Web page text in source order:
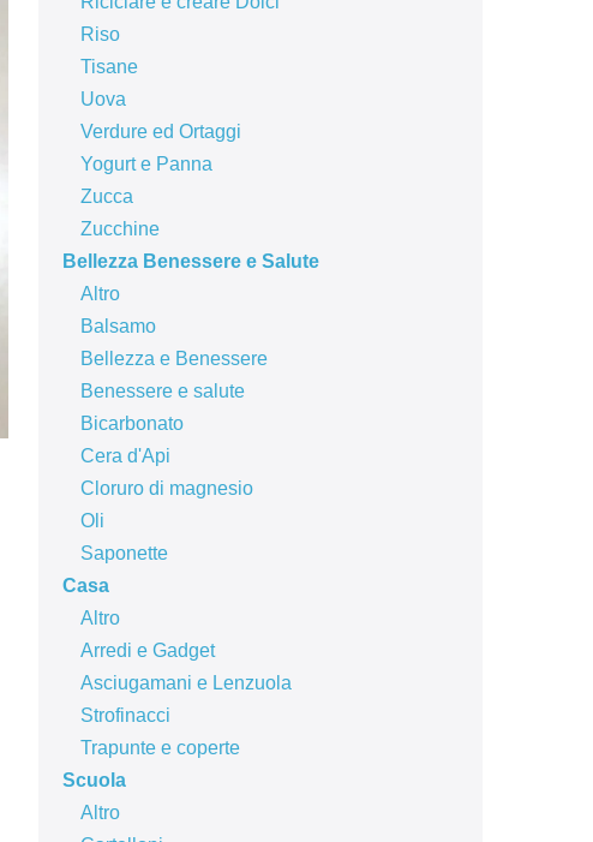
Riso
Tisane
Uova
Verdure ed Ortaggi
Yogurt e Panna
Zucca
Zucchine
Bellezza Benessere e Salute
Altro
Balsamo
Bellezza e Benessere
Benessere e salute
Bicarbonato
Cera d'Api
Cloruro di magnesio
Oli
Saponette
Casa
Altro
Arredi e Gadget
Asciugamani e Lenzuola
Strofinacci
Trapunte e coperte
Scuola
Altro